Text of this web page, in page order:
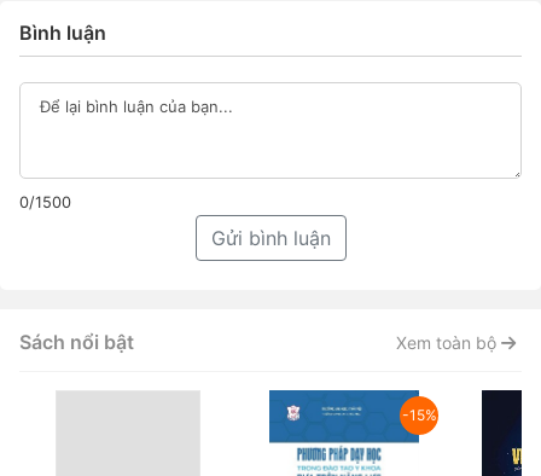
Bình luận
0/1500
Gửi bình luận
Sách nổi bật Xem toàn bộ
-15%